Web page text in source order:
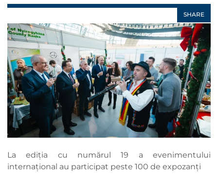
SHARE
La ediția cu numărul 19 a evenimentului
internațional au participat peste 100 de expozanți